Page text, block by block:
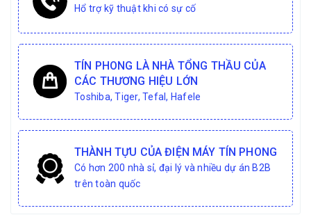
Hổ trợ kỹ thuật khi có sự cố
TÍN PHONG LÀ NHÀ TỔNG THẦU CỦA
CÁC THƯƠNG HIỆU LỚN
Toshiba, Tiger, Tefal, Hafele
THÀNH TỰU CỦA ĐIỆN MÁY TÍN PHONG
Có hơn 200 nhà sỉ, đại lý và nhiều dự án B2B
trên toàn quốc